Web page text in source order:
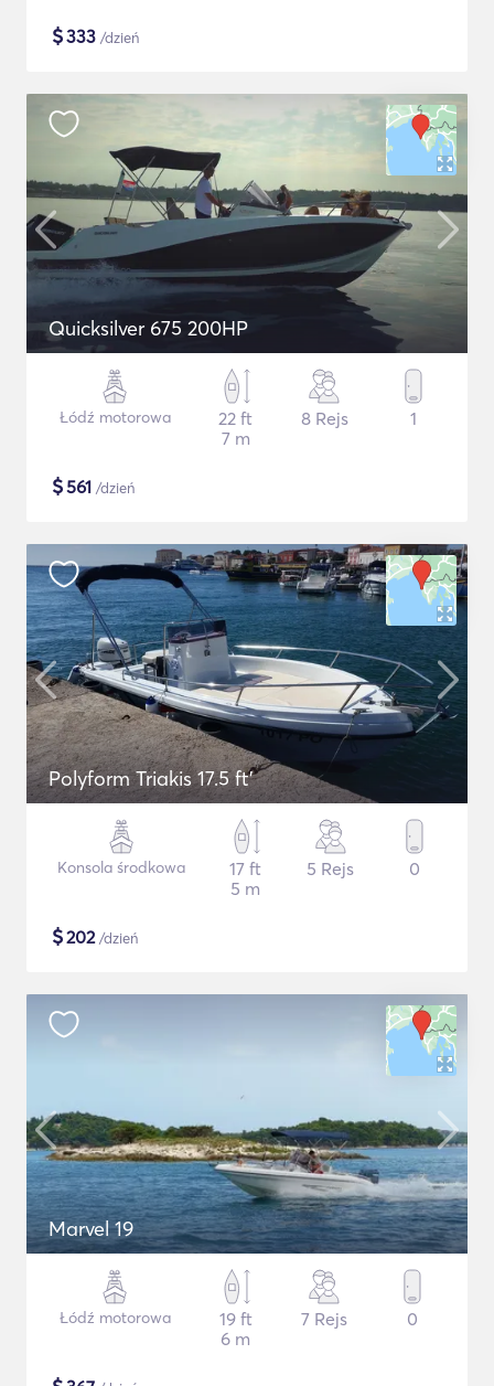
$333 /dzień
Quicksilver 675 200HP
Łódź motorowa
22 ft
7 m
8 Rejs 1
$561 /dzień
Polyform Triakis 17.5 ft'
Konsola środkowa
17 ft
5 m
5 Rejs 0
$202/dzień
Marvel 19
Łódź motorowa
19 ft
6 m
7 Rejs 0